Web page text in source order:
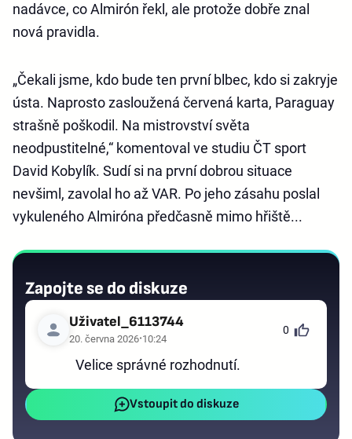
nadávce, co Almirón řekl, ale protože dobře znal
nová pravidla.
„Čekali jsme, kdo bude ten první blbec, kdo si zakryje
ústa. Naprosto zasloužená červená karta, Paraguay
strašně poškodil. Na mistrovství světa
neodpustitelné,“ komentoval ve studiu ČT sport
David Kobylík. Sudí si na první dobrou situace
nevšiml, zavolal ho až VAR. Po jeho zásahu poslal
vykuleného Almiróna předčasně mimo hřiště...
Zapojte se do diskuze
Uživatel_6113744
20. června 2026 10:24
0
Velice správné rozhodnutí.
Vstoupit do diskuze